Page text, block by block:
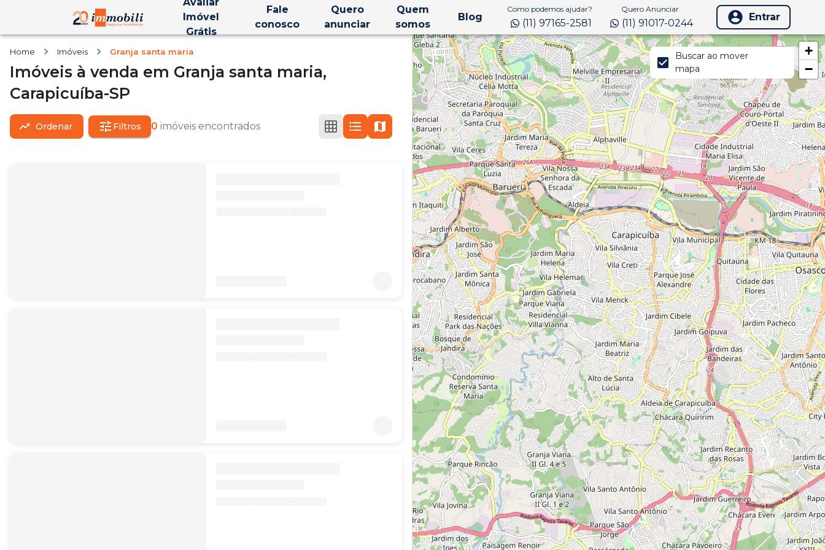
Imóvel
Grátis
Fale
conosco
Quero
anunciar
Quem
somos
Blog
Como podemos ajudar?
(11) 97165-2581
Quero Anunciar
(11) 91017-0244 Entrar
Home Imóveis Granja santa maria
Imóveis à venda em Granja santa maria,
Carapicuíba-SP
Ordenar Filtros 0 imóveis encontrados
+
−
Buscar ao mover
mapa